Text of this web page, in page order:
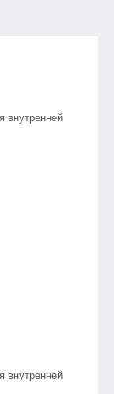
внутренней
внутренней